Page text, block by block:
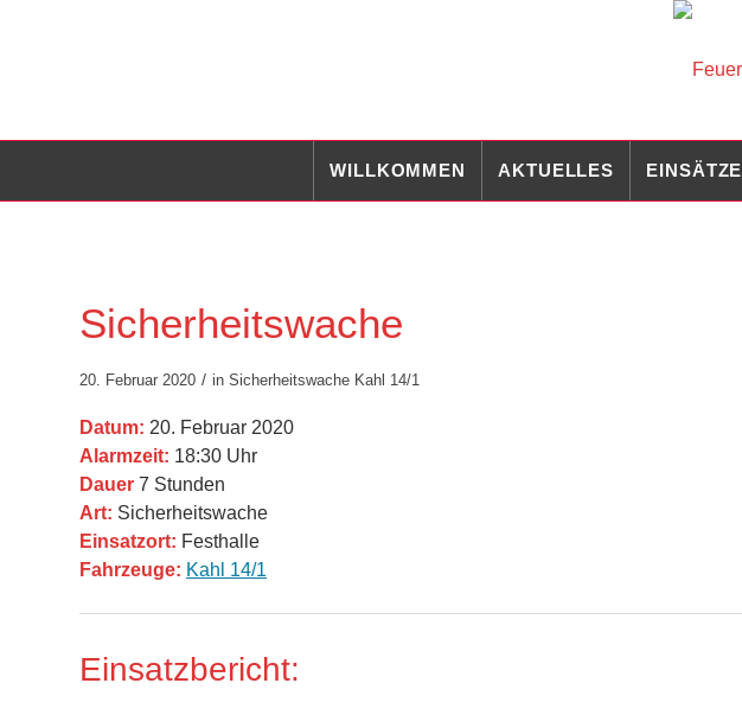
WILLKOMMEN AKTUELLES EINSÄTZE
Sicherheitswache
20. Februar 2020 / in Sicherheitswache Kahl 14/1
Datum: 20. Februar 2020
Alarmzeit: 18:30 Uhr
Dauer 7 Stunden
Art: Sicherheitswache
Einsatzort: Festhalle
Fahrzeuge: Kahl 14/1
Einsatzbericht: